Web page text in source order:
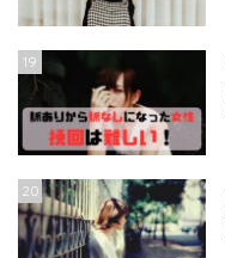
19
20